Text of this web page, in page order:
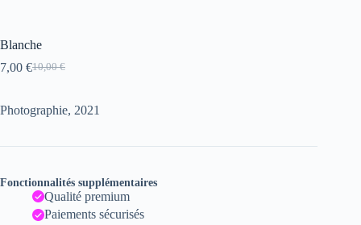
Blanche
10,00€
Le
était :
7,00 €Le
est :
Photographie, 2021
Fonctionnalités supplémentaires
Qualité premium
Paiements sécurisés